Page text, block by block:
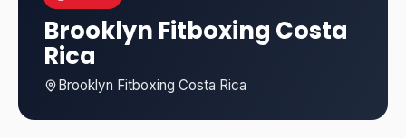
Brooklyn Fitboxing Costa
Rica
Brooklyn Fitboxing Costa Rica